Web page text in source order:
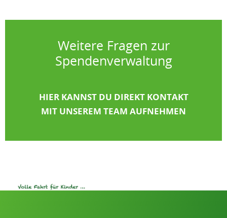
Weitere Fragen zur
Spendenverwaltung
HIER KANNST DU DIREKT KONTAKT
MIT UNSEREM TEAM AUFNEHMEN